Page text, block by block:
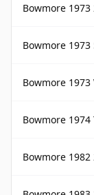
Bowmore 1973
Bowmore 1973
Bowmore
Bowmore
Bowmore 1982